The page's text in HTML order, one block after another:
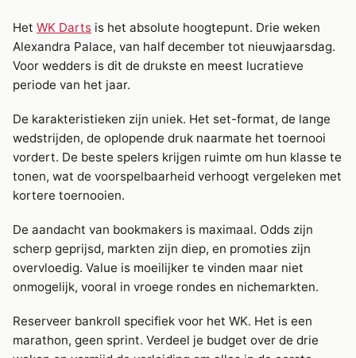
Het WK Darts is het absolute hoogtepunt. Drie weken
Alexandra Palace, van half december tot nieuwjaarsdag.
Voor wedders is dit de drukste en meest lucratieve
periode van het jaar.
De karakteristieken zijn uniek. Het set-format, de lange
wedstrijden, de oplopende druk naarmate het toernooi
vordert. De beste spelers krijgen ruimte om hun klasse te
tonen, wat de voorspelbaarheid verhoogt vergeleken met
kortere toernooien.
De aandacht van bookmakers is maximaal. Odds zijn
scherp geprijsd, markten zijn diep, en promoties zijn
overvloedig. Value is moeilijker te vinden maar niet
onmogelijk, vooral in vroege rondes en nichemarkten.
Reserveer bankroll specifiek voor het WK. Het is een
marathon, geen sprint. Verdeel je budget over de drie